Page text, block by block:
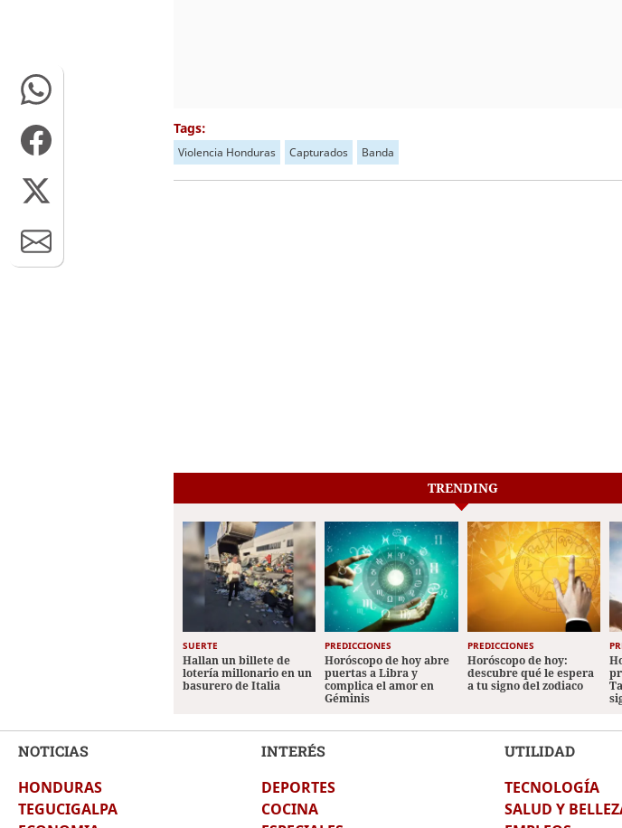
Tags:
Violencia Honduras Capturados Banda
TRENDING
SUERTE
Hallan un billete de
lotería millonario en un
basurero de Italia
PREDICCIONES
Horóscopo de hoy abre
puertas a Libra y
complica el amor en
Géminis
PREDICCIONES
Horóscopo de hoy:
descubre qué le espera
a tu signo del zodiaco
NOTICIAS
HONDURAS
TEGUCIGALPA
INTERÉS
DEPORTES
COCINA
UTILIDAD
TECNOLOGÍA
SALUD Y